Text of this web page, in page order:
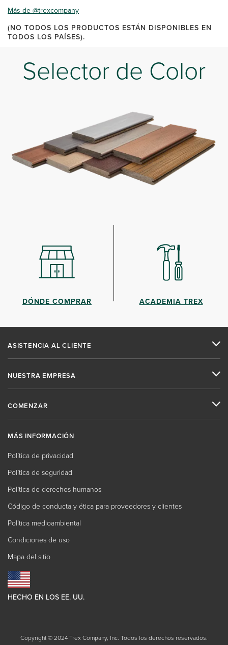
Más de @trexcompany
(NO TODOS LOS PRODUCTOS ESTÁN DISPONIBLES EN
TODOS LOS PAÍSES).
Selector de Color
DÓNDE COMPRAR ACADEMIA TREX
ASISTENCIA AL CLIENTE
NUESTRA EMPRESA
COMENZAR
MÁS INFORMACIÓN
Política de privacidad
Política de seguridad
Política de derechos humanos
Código de conducta y ética para proveedores y clientes
Política medioambiental
Condiciones de uso
Mapa del sitio
HECHO EN LOS EE. UU.
Copyright © 2024 Trex Company, Inc. Todos los derechos reservados.